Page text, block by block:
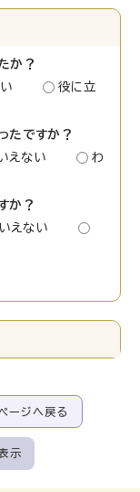
か？
い
役に立
たですか？
えない
わ
か？
えない
ージへ戻る
示